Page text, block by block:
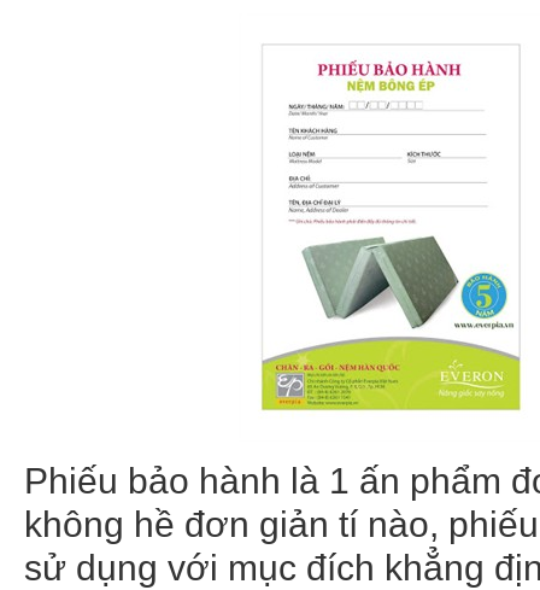
Phiếu bảo hành là 1 ấn phẩm
không hề đơn giản tí nào,
sử dụng với mục đích khẳng